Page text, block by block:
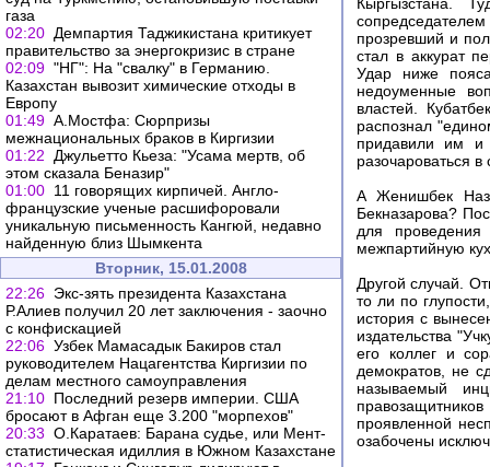
газа
02:20 Демпартия Таджикистана критикует
правительство за энергокризис в стране
02:09 "НГ": На "свалку" в Германию.
Казахстан вывозит химические отходы в
Европу
01:49 А.Мостфа: Сюрпризы
межнациональных браков в Киргизии
01:22
Джульетто Кьеза: "Усама мертв, об
этом сказала Беназир"
01:00 11 говорящих кирпичей. Англо-
французские ученые расшифоровали
уникальную письменность Кангюй, недавно
найденную близ Шымкента
Вторник, 15.01.2008
22:26 Экс-зять президента Казахстана
Р.Алиев получил 20 лет заключения - заочно
с конфискацией
22:06 Узбек Мамасадык Бакиров стал
руководителем Нацагентства Киргизии по
делам местного самоуправления
21:10 Последний резерв империи. США
бросают в Афган еще 3.200 "морпехов"
20:33 О.Каратаев: Барана судье, или Мент-
статистическая идиллия в Южном Казахстане
прозревший и
стал в аккурат
Удар ниже
недоуменные
властей.
распознал
придавили им
разочароваться
А Женишбек
Бекназарова?
для
межпартийную
Другой случай.
то ли по
история с
издательства
его коллег и
демократов, не
называемый
проявленной
озабочены